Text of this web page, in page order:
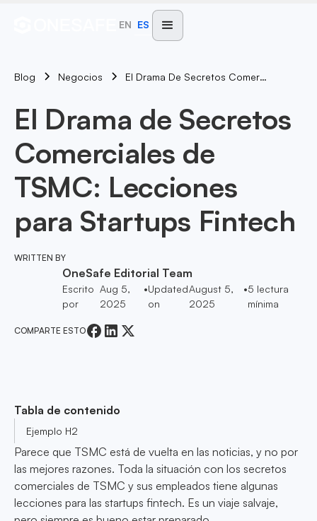
EN ES
Blog Negocios El Drama De Secretos Comerciales De TSMC: Lecciones Para Startups Fintech
El Drama de Secretos
Comerciales de
TSMC: Lecciones
para Startups Fintech
WRITTEN BY
OneSafe Editorial Team
Escrito
por
Aug 5,
2025
•Updated
on
August 5,
2025
•5 lectura
mínima
COMPARTE ESTO
Tabla de contenido
Ejemplo H2
Parece que TSMC está de vuelta en las noticias, y no por
las mejores razones. Toda la situación con los secretos
comerciales de TSMC y sus empleados tiene algunas
lecciones para las startups fintech. Es un viaje salvaje,